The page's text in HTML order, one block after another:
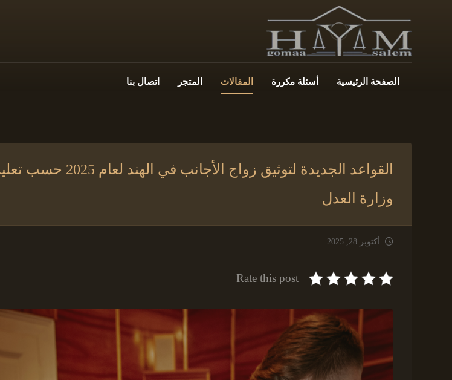
الصفحة الرئيسية أسئلة مكررة المقالات المتجر اتصال بنا
القواعد الجديدة لتوثيق زواج الأجانب في الهند
وزارة العدل
أكتوبر 28, 2025
Rate this post